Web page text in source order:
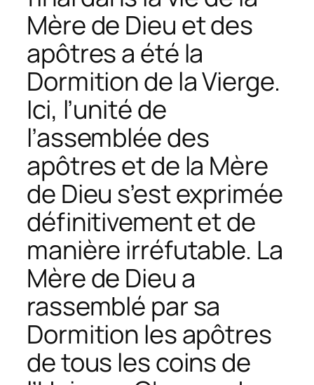
Mère de Dieu et des
apôtres a été la
Dormition de la Vierge.
Ici, l’unité de
l’assemblée des
apôtres et de la Mère
de Dieu s’est exprimée
définitivement et de
manière irréfutable. La
Mère de Dieu a
rassemblé par sa
Dormition les apôtres
de tous les coins de